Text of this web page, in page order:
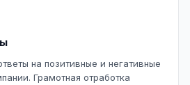
на позитивные и негативные
Грамотная отработка